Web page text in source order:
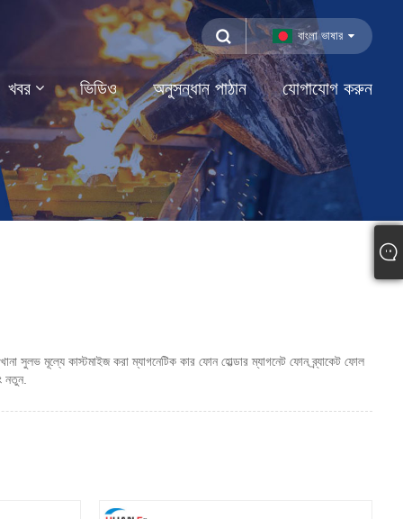
বাংলা ভাষার
খবর ভিডিও অনুসন্ধান পাঠান যোগাযোগ করুন
সুলভ মূল্যে কাস্টমাইজ করা ম্যাগনেটিক কার ফোন হোল্ডার ম্যাগনেট ফোন ব্র্যাকেট ফোল
নতুন.